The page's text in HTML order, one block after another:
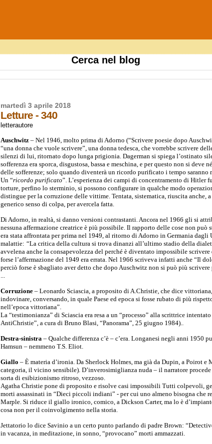
Cerca nel blog
martedì 3 aprile 2018
Letture - 340
letterautore
Auschwitz–Nel 1946, molto prima di Adorno (“Scrivere poesie dopo
“una donna che vuole scrivere”, una donna tedesca, che vorrebbe scrivere
silenzi di lui, ritornato dopo lunga prigionia. Dagerman si spiega l’ostinato
sofferenza era sporca, disgustosa, bassa e meschina, e per questo non si
delle sofferenze; solo quando diventerà un ricordo purificato i tempo saranno
Un “ricordo purificato”. L’esperienza dei campi di concentramento di
torture, perfino lo sterminio, si possono configurare in qualche modo
distingue per la corruzione delle vittime. Tentata, sistematica, riuscita
generico senso di colpa, per avercela fatta.
Di Adorno, in realtà, si danno versioni contrastanti. Ancora nel 1966 gli si
nessuna affermazione creatrice è più possibile. Il rapporto delle cose non
era stata affrontata per prima nel 1949, al ritorno di Adorno in Germania
malattie: “La critica della cultura si trova dinanzi all’ultimo stadio della
avvelena anche la consapevolezza del perché è diventato impossibile
forse l’affermazione del 1949 era errata. Nel 1966 scriveva infatti anche “Il
perciò forse è sbagliato aver detto che dopo Auschwitz non si può più scrivere
Corruzione– Leonardo Sciascia, a proposito di A.Christie, che dice
indovinare, conversando, in quale Paese ed epoca si fosse rubato di più
nell’epoca vittoriana”.
La “testimonianza” di Sciascia era resa a un “processo” alla scrittrice
AntiChristie”, a cura di Bruno Blasi, “Panorama”, 25 giugno 1984)..
Destra-sinistra– Qualche differenza c’è – c’era. Longanesi negli anni 1950
Hamsun – nemmeno T.S. Eliot.
Giallo– È materia d’ironia. Da Sherlock Holmes, ma già da Dupin, a Poirot
categoria, il vicino sensibile). D’inverosimiglianza nuda – il narratore
sorta di esibizionismo ritroso, vezzoso.
Agatha Christie pone di proposito e risolve casi impossibili Tutti colpevoli,
morti assassinati in “Dieci piccoli indiani” - per cui uno almeno bisogna che
Marple. Si riduce il giallo ironico, comico, a Dickson Carter, ma lo è
cosa non per il coinvolgimento nella storia.
Jettatorio lo dice Savinio a un certo punto parlando di padre Brown:
in vacanza, in meditazione, in sonno, “provocano” morti ammazzati.